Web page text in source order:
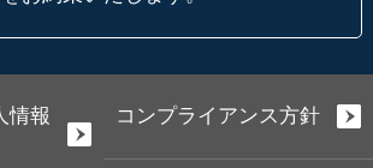
情報
コンプライアンス方針